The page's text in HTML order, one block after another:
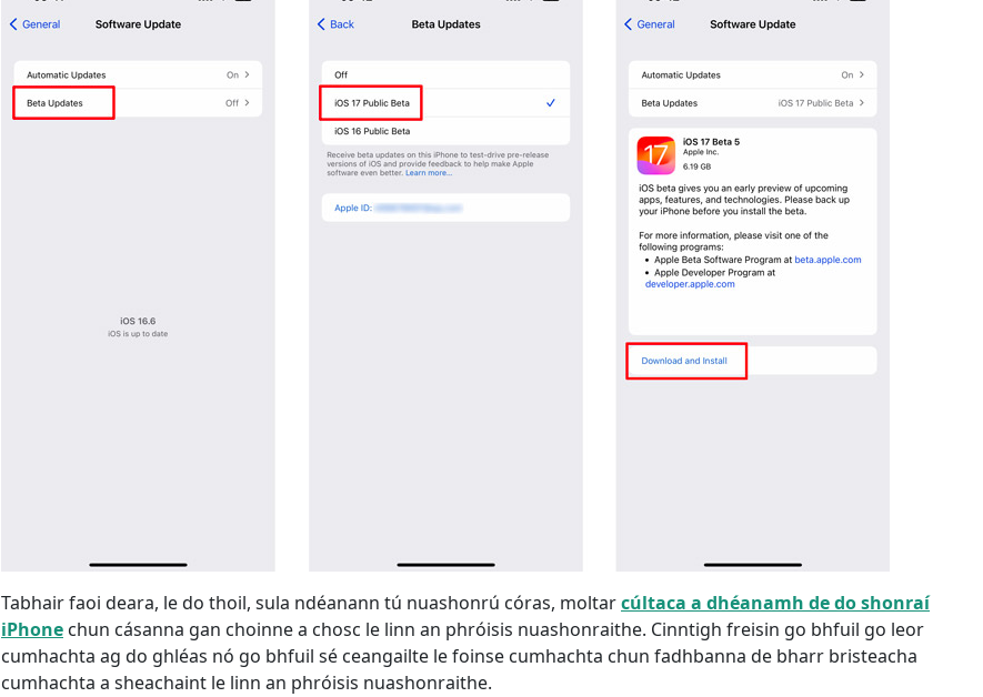
Tabhair faoi deara, le do thoil, sula ndéanann tú nuashonrú córas, moltarcúltaca a dhéanamh de do shonraí
iPhone chun cásanna gan choinne a chosc le linn an phróisis nuashonraithe. Cinntigh freisin go bhfuil go leor
cumhachta ag do ghléas nó go bhfuil sé ceangailte le foinse cumhachta chun fadhbanna de bharr bristeacha
cumhachta a sheachaint le linn an phróisis nuashonraithe.